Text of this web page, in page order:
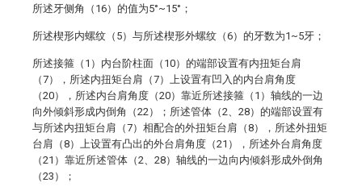
所述牙侧角（16）的值为5°~15°；
所述楔形内螺纹（5）与所述楔形外螺纹（6）的牙数为1~5牙；
所述接箍（1）内台阶柱面（10）的端部设置有内扭矩台肩
（7），所述内扭矩台肩（7）上设置有凹入的内台肩角度
（20），所述内台肩角度（20）靠近所述接箍（1）轴线的一边
向外倾斜形成内倒角（22）；所述管体（2、28）的端部设置有
与所述内扭矩台肩（7）相配合的外扭矩台肩（8），所述外扭矩
台肩（8）上设置有凸出的外台肩角度（21），所述外台肩角度
（21）靠近所述管体（2、28）轴线的一边向内倾斜形成外倒角
（23）；